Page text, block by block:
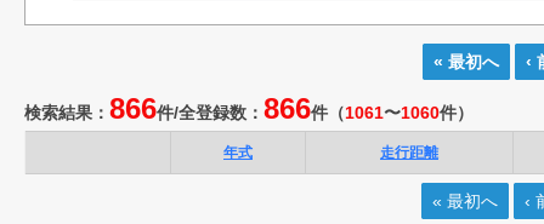
« 最初へ ‹
検索結果： 866件/全登録数： 866件 （1061〜1060件）
年式 走行距離
« 最初へ ‹